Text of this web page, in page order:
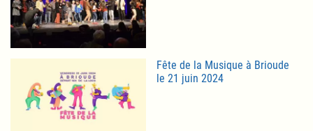
Fête de la Musique à Brioude
le 21 juin 2024